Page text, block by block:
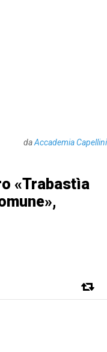
daAccademia Capellini
«Trabastìa